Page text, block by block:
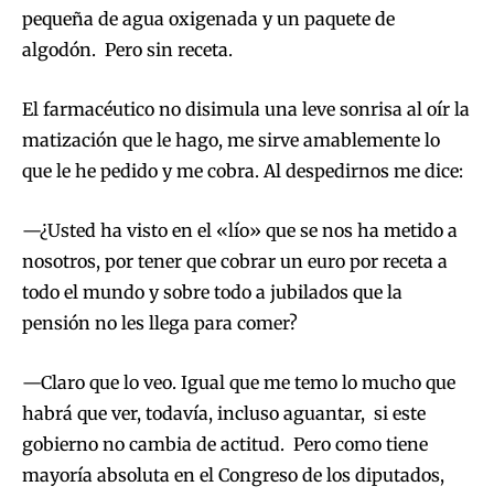
pequeña de agua oxigenada y un paquete de
algodón. Pero sin receta.
El farmacéutico no disimula una leve sonrisa al oír la
matización que le hago, me sirve amablemente lo
que le he pedido y me cobra. Al despedirnos me dice:
—¿Usted ha visto en el «lío» que se nos ha metido a
nosotros, por tener que cobrar un euro por receta a
todo el mundo y sobre todo a jubilados que la
pensión no les llega para comer?
—Claro que lo veo. Igual que me temo lo mucho que
habrá que ver, todavía, incluso aguantar, si este
gobierno no cambia de actitud. Pero como tiene
mayoría absoluta en el Congreso de los diputados,